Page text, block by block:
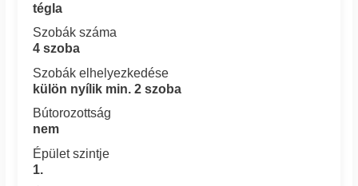
tégla
Szobák száma
4 szoba
Szobák elhelyezkedése
külön nyílik min. 2 szoba
Bútorozottság
nem
Épület szintje
1.